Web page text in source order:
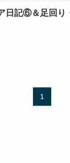
日記⑥＆足回り
1